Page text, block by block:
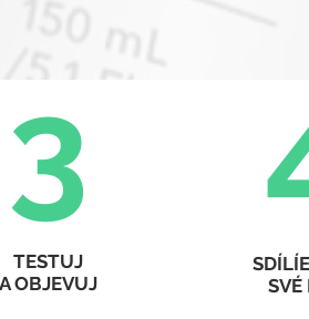
3
TESTUJ
A OBJEVUJ
SVÉ